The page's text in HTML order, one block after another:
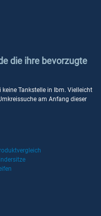
die ihre bevorzugte
Tankstelle in Ibm. Vielleicht
am Anfang dieser